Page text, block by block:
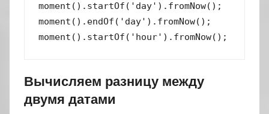
moment().startOf('day').fromNow();        //
moment().endOf('day').fromNow();
moment().startOf('hour').fromNow();       //
Вычисляем разницу между
двумя датами